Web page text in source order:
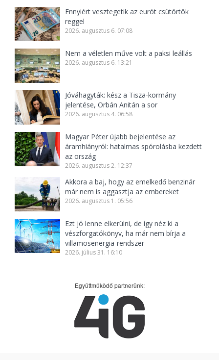
Ennyiért vesztegetik az eurót csütörtök
reggel
2026. augusztus 6. 07:08
Nem a véletlen műve volt a paksi leállás
2026. augusztus 6. 13:21
Jóváhagyták: kész a Tisza-kormány
jelentése, Orbán Anitán a sor
2026. augusztus 4. 06:58
Magyar Péter újabb bejelentése az
áramhiányról: hatalmas spórolásba kezdett
az ország
2026. augusztus 2. 12:37
Akkora a baj, hogy az emelkedő benzinár
már nem is aggasztja az embereket
2026. augusztus 1. 05:56
Ezt jó lenne elkerülni, de így néz ki a
vészforgatókönyv, ha már nem bírja a
villamosenergia-rendszer
2026. július 31. 16:10
Együttműködő partnerünk: